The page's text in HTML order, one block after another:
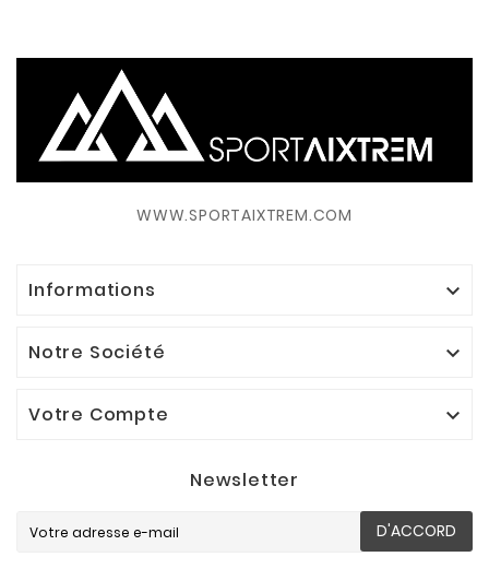
WWW.SPORTAIXTREM.COM
Informations 
Notre Société 
Votre Compte 
Newsletter
D'ACCORD